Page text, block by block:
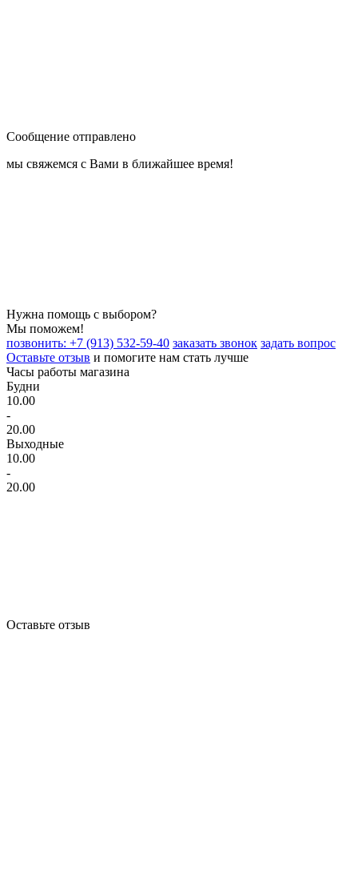
Сообщение отправлено
мы свяжемся с Вами в ближайшее время!
Нужна помощь с выбором?
Мы поможем!
позвонить: +7 (913) 532-59-40 заказать звонок задать вопрос
Оставьте отзыв и помогите нам стать лучше
Часы работы магазина
Будни
10.00
-
20.00
Выходные
10.00
-
20.00
Оставьте отзыв